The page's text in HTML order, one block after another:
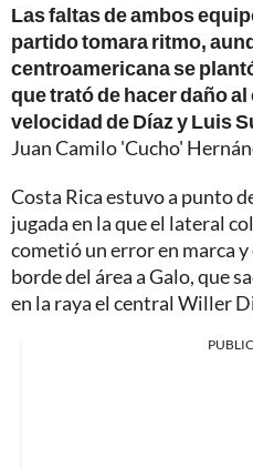
Las faltas de ambos
partido tomara ritmo,
centroamericana se
que trató de hacer daño
velocidad de Díaz y Luis
Juan Camilo 'Cucho'
Costa Rica estuvo a punto
jugada en la que el lateral
cometió un error en marca
borde del área a Galo, que
en la raya el central Willer